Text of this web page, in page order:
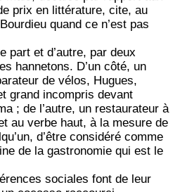
prix en littérature, cite, au
quand ce n’est pas
part et d’autre, par deux
hannetons. D’un côté, un
de vélos, Hugues,
grand incompris devant
; de l’autre, un restaurateur à
au verbe haut, à la mesure de
d’être considéré comme
de la gastronomie qui est le
sociales font de leur